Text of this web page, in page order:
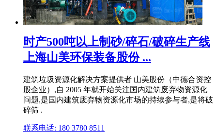
时产500吨以上制砂/碎石/破碎生产线
上海山美环保装备股份 ...
建筑垃圾资源化解决方案提供者 山美股份（中德合资控
股企业）,自 2005 年就开始关注国内建筑废弃物资源化
问题,是国内建筑废弃物资源化市场的持续参与者,是将破
碎筛 .
联系电话: 180 3780 8511